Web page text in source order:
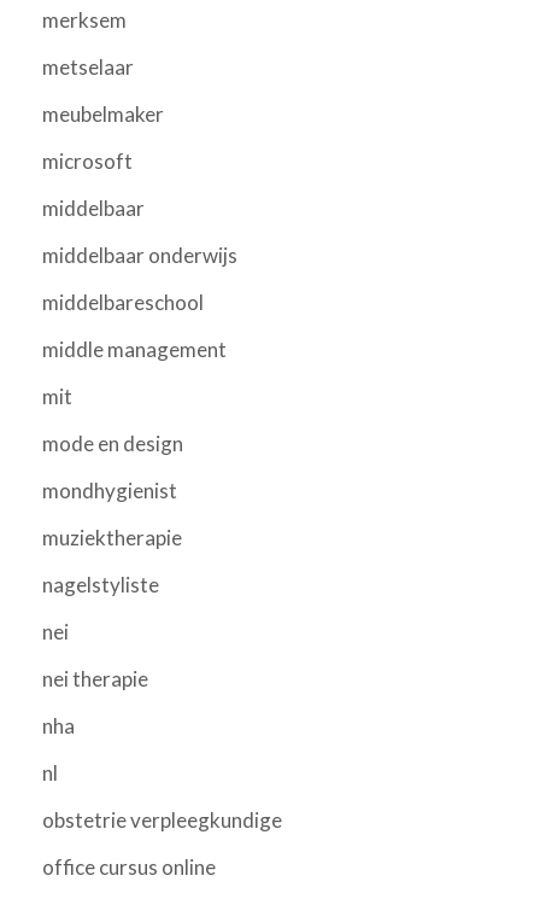
merksem
metselaar
meubelmaker
microsoft
middelbaar
middelbaar onderwijs
middelbareschool
middle management
mit
mode en design
mondhygienist
muziektherapie
nagelstyliste
nei
nei therapie
nha
nl
obstetrie verpleegkundige
office cursus online